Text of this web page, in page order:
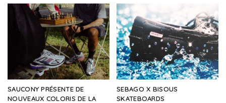
SAUCONY PRÉSENTE DE
NOUVEAUX COLORIS DE LA
SEBAGO X BISOUS
SKATEBOARDS